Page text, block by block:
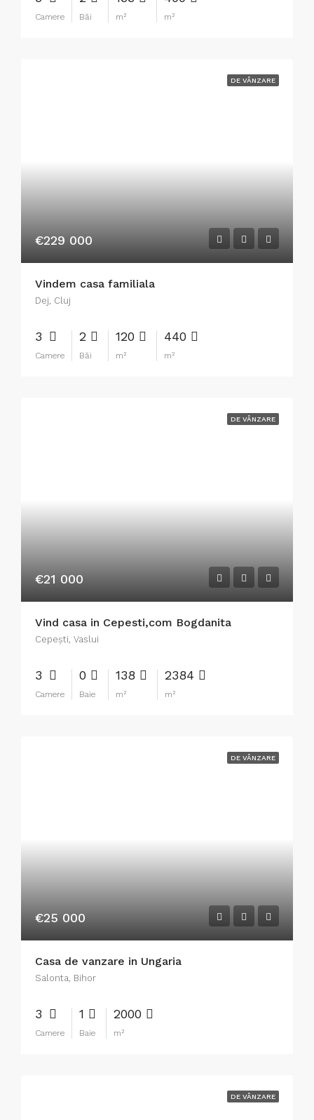
Camere Băi m² m²
DE VÂNZARE
€229 000
Vindem casa familiala
Dej, Cluj
3
Camere
2
Băi
120
m²
440
m²
DE VÂNZARE
€21 000
Vind casa in Cepesti,com Bogdanita
Cepeşti, Vaslui
3
Camere
0
Baie
138
m²
2384
m²
DE VÂNZARE
€25 000
Casa de vanzare in Ungaria
Salonta, Bihor
3
Camere
1
Baie
2000
m²
DE VÂNZARE